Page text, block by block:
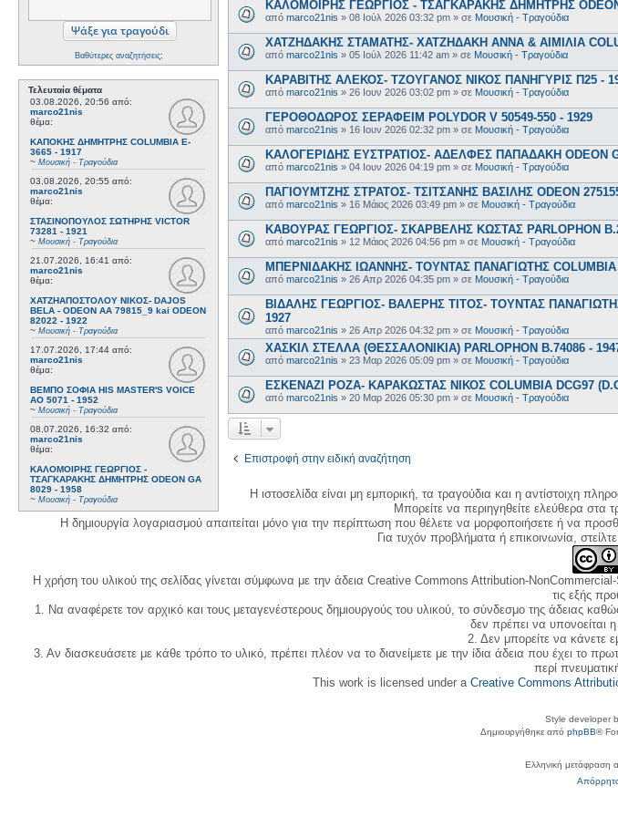
Βαθύτερες αναζητήσεις;
Τελευταία θέματα
03.08.2026, 20:56 από:
marco21nis
θέμα:
ΚΑΠΟΚΗΣ ΔΗΜΗΤΡΗΣ COLUMBIA E-
3665 - 1917
~ Μουσική - Τραγούδια
03.08.2026, 20:55 από:
marco21nis
θέμα:
ΣΤΑΣΙΝΟΠΟΥΛΟΣ ΣΩΤΗΡΗΣ VICTOR
73281 - 1921
~ Μουσική - Τραγούδια
21.07.2026, 16:41 από:
marco21nis
θέμα:
ΧΑΤΖΗΑΠΟΣΤΟΛΟΥ ΝΙΚΟΣ- DAJOS
BELA - ODEON AA 79815_9 kai ODEON
82022 - 1922
~ Μουσική - Τραγούδια
17.07.2026, 17:44 από:
marco21nis
θέμα:
ΒΕΜΠΟ ΣΟΦΙΑ HIS MASTER'S VOICE
AO 5071 - 1952
~ Μουσική - Τραγούδια
08.07.2026, 16:32 από:
marco21nis
θέμα:
ΚΑΛΟΜΟΙΡΗΣ ΓΕΩΡΓΙΟΣ -
ΤΣΑΓΚΑΡΑΚΗΣ ΔΗΜΗΤΡΗΣ ODEON GA
8029 - 1958
~ Μουσική - Τραγούδια
ΚΑΛΟΜΟΙΡΗΣ ΓΕΩΡΓΙΟΣ - ΤΣΑΓΚΑΡΑΚΗΣ ΔΗΜΗΤΡΗΣ ODEON
από marco21nis » 08 Ιούλ 2026 03:32 pm » σε Μουσική - Τραγούδια
ΧΑΤΖΗΔΑΚΗΣ ΣΤΑΜΑΤΗΣ- ΧΑΤΖΗΔΑΚΗ ΑΝΝΑ & ΑΙΜΙΛΙΑ
από marco21nis » 05 Ιούλ 2026 11:42 am » σε Μουσική - Τραγούδια
ΚΑΡΑΒΙΤΗΣ ΑΛΕΚΟΣ- ΤΖΟΥΓΑΝΟΣ ΝΙΚΟΣ ΠΑΝΗΓΥΡΙΣ Π25 -
από marco21nis » 26 Ιουν 2026 03:02 pm » σε Μουσική - Τραγούδια
ΓΕΡΟΘΟΔΩΡΟΣ ΣΕΡΑΦΕΙΜ POLYDOR V 50549-550 - 1929
από marco21nis » 16 Ιουν 2026 02:32 pm » σε Μουσική - Τραγούδια
ΚΑΛΟΓΕΡΙΔΗΣ ΕΥΣΤΡΑΤΙΟΣ- ΑΔΕΛΦΕΣ ΠΑΠΑΔΑΚΗ ODEON
από marco21nis » 04 Ιουν 2026 04:19 pm » σε Μουσική - Τραγούδια
ΠΑΓΙΟΥΜΤΖΗΣ ΣΤΡΑΤΟΣ- ΤΣΙΤΣΑΝΗΣ ΒΑΣΙΛΗΣ ODEON
από marco21nis » 16 Μάιος 2026 03:49 pm » σε Μουσική - Τραγούδια
ΚΑΒΟΥΡΑΣ ΓΕΩΡΓΙΟΣ- ΣΚΑΡΒΕΛΗΣ ΚΩΣΤΑΣ PARLOPHON
από marco21nis » 12 Μάιος 2026 04:56 pm » σε Μουσική - Τραγούδια
ΜΠΕΡΝΙΔΑΚΗΣ ΙΩΑΝΝΗΣ- ΤΟΥΝΤΑΣ ΠΑΝΑΓΙΩΤΗΣ COLUMBIA
από marco21nis » 26 Απρ 2026 04:35 pm » σε Μουσική - Τραγούδια
ΒΙΔΑΛΗΣ ΓΕΩΡΓΙΟΣ- ΒΑΛΕΡΗΣ ΤΙΤΟΣ- ΤΟΥΝΤΑΣ ΠΑΝΑΓΙΩΤΗΣ
1927
από marco21nis » 26 Απρ 2026 04:32 pm » σε Μουσική - Τραγούδια
ΧΑΣΚΙΛ ΣΤΕΛΛΑ (ΘΕΣΣΑΛΟΝΙΚΙΑ) PARLOPHON B.74086 -
από marco21nis » 23 Μαρ 2026 05:09 pm » σε Μουσική - Τραγούδια
ΕΣΚΕΝΑΖΙ ΡΟΖΑ- ΚΑΡΑΚΩΣΤΑΣ ΝΙΚΟΣ COLUMBIA DCG97
από marco21nis » 20 Μαρ 2026 05:30 pm » σε Μουσική - Τραγούδια
Επιστροφή στην ειδική αναζήτηση
Η ιστοσελίδα είναι μη εμπορική, τα τραγούδια και η αντίστοιχη
Μπορείτε να περιηγηθείτε ελεύθερα στα
Η δημιουργία λογαριασμού απαιτείται μόνο για την περίπτωση που θέλετε να μορφοποιήσετε ή να
Για τυχόν προβλήματα ή επικοινωνία,
Η χρήση του υλικού της σελίδας γίνεται σύμφωνα με την άδεια Creative Commons Attribution-
τις εξής
1. Να αναφέρετε τον αρχικό και τους μεταγενέστερους δημιουργούς του υλικού, το σύνδεσμο της άδειας
δεν πρέπει να υπονοείται
2. Δεν μπορείτε να κάνετε
3. Αν διασκευάσετε με κάθε τρόπο το υλικό, πρέπει πλέον να το διανείμετε με την ίδια άδεια που έχει το
περί
This work is licensed under a Creative Commons
Style developer
Δημιουργήθηκε από phpBB®
Ελληνική μετάφραση